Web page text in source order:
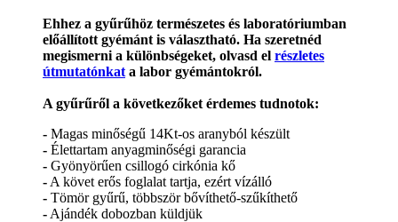
Ehhez a gyűrűhöz természetes és laboratóriumban
előállított gyémánt is választható. Ha szeretnéd
megismerni a különbségeket, olvasd el részletes
útmutatónkat a labor gyémántokról.
A gyűrűről a következőket érdemes tudnotok:
- Magas minőségű 14Kt-os aranyból készült
- Élettartam anyagminőségi garancia
- Gyönyörűen csillogó cirkónia kő
- A követ erős foglalat tartja, ezért vízálló
- Tömör gyűrű, többször bővíthető-szűkíthető
- Ajándék dobozban küldjük